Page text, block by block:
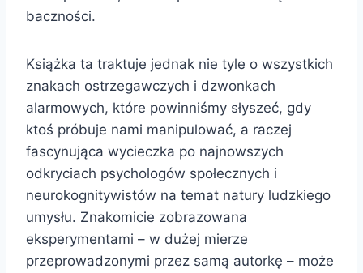
baczności.
Książka ta traktuje jednak nie tyle o wszystkich
znakach ostrzegawczych i dzwonkach
alarmowych, które powinniśmy słyszeć, gdy
ktoś próbuje nami manipulować, a raczej
fascynująca wycieczka po najnowszych
odkryciach psychologów społecznych i
neurokognitywistów na temat natury ludzkiego
umysłu. Znakomicie zobrazowana
eksperymentami – w dużej mierze
przeprowadzonymi przez samą autorkę – może